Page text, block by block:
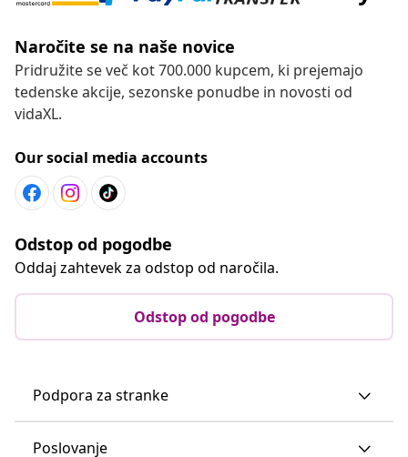
Naročite se na naše novice
Pridružite se več kot 700.000 kupcem, ki prejemajo
tedenske akcije, sezonske ponudbe in novosti od
vidaXL.
Our social media accounts
Odstop od pogodbe
Oddaj zahtevek za odstop od naročila.
Odstop od pogodbe
Podpora za stranke
Poslovanje